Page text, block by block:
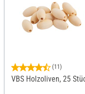
(11)
VBS Holzoliven, 25